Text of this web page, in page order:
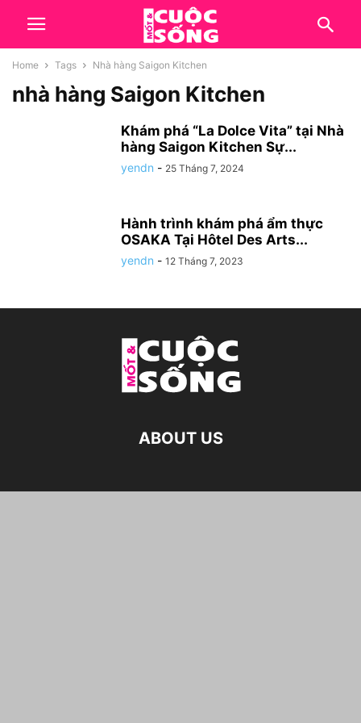
Home Tags Nhà hàng Saigon Kitchen
nhà hàng Saigon Kitchen
Khám phá “La Dolce Vita” tại Nhà
hàng Saigon Kitchen Sự...
yendn - 25 Tháng 7, 2024
Hành trình khám phá ẩm thực
OSAKA Tại Hôtel Des Arts...
yendn - 12 Tháng 7, 2023
ABOUT US